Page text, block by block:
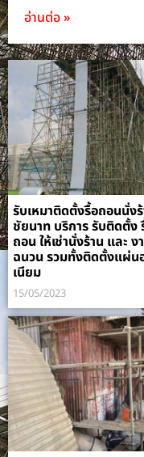
อ่านต่อ »
รับเหมาติดตั้งรื้อถอนนั่ง
ชัยนาท บริการ รับติดตั้ง
ถอน ให้เช่านั่งร้าน และ
ฉนวน รวมทั้งติดตั้งแผ่น
เนียม
15/05/2023